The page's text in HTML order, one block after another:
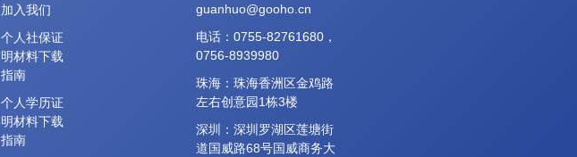
加入我们
个人社保证
明材料下载
指南
个人学历证
明材料下载
指南
guanhuo@gooho.cn
电话：0755-82761680，
0756-8939980
珠海：珠海香洲区金鸡路
左右创意园1栋3楼
深圳：深圳罗湖区莲塘街
道国威路68号国威商务大